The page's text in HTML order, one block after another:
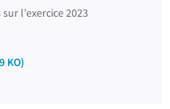
l’exercice 2023
KO)